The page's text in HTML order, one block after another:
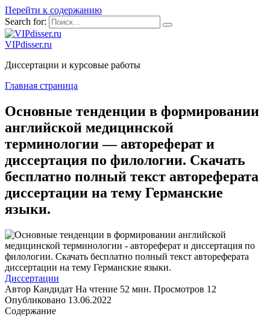
Перейти к содержанию
Search for:
VIPdisser.ru
Диссертации и курсовые работы
Главная страница
Основные тенденции в формировании
английской медицинской
терминологии — автореферат и
диссертация по филологии. Скачать
бесплатно полный текст автореферата
диссертации на тему Германские
языки.
Диссертации
Автор Кандидат На чтение 52 мин. Просмотров 12
Опубликовано 13.06.2022
Содержание